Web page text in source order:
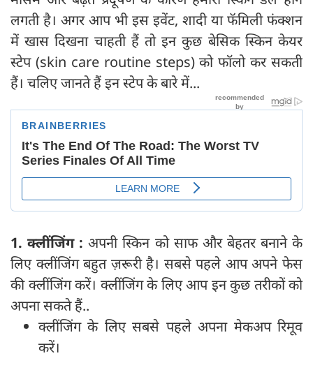
लगती है। अगर आप भी इस इवेंट, शादी या फॅमिली फंक्शन
में खास दिखना चाहती हैं तो इन कुछ बेसिक स्किन केयर
स्टेप (skin care routine steps) को फॉलो कर सकती
हैं। चलिए जानते हैं इन स्टेप के बारे में...
1. क्लींजिंग :अपनी स्किन को साफ और बेहतर बनाने के
लिए क्लींजिंग बहुत ज़रूरी है। सबसे पहले आप अपने फेस
की क्लींजिंग करें। क्लींजिंग के लिए आप इन कुछ तरीकों को
अपना सकते हैं..
क्लींजिंग के लिए सबसे पहले अपना मेकअप रिमूव
करें।